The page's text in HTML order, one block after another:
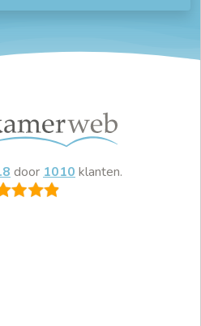
door 1010 klanten.